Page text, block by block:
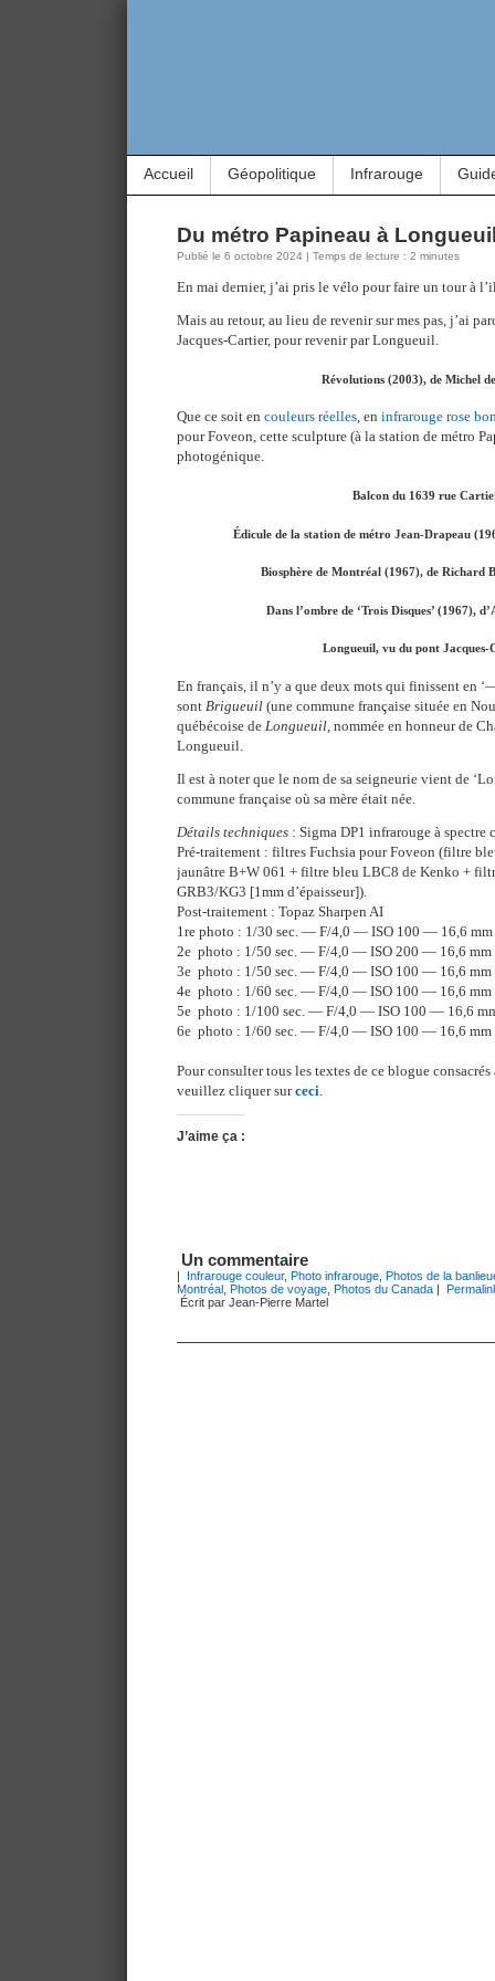
Accueil Géopolitique Infrarouge
Du métro Papineau à
Publié le 6 octobre 2024 | Temps de lecture : 2 minutes
En mai dernier, j’ai pris le vélo pour faire un tour à
Mais au retour, au lieu de revenir sur mes pas, j’ai
Jacques-Cartier, pour revenir par Longueuil.
Révolutions (2003), de Michel
Que ce soit en couleurs réelles, en infrarouge rose
pour Foveon, cette sculpture (à la station de métro
photogénique.
Balcon du 1639 rue
Édicule de la station de métro Jean-Drapeau
Biosphère de Montréal (1967), de Richard
Dans l’ombre de ‘Trois Disques’ (1967),
Longueuil, vu du pont Jacques-
En français, il n’y a que deux mots qui finissent en
sont Brigueuil (une commune française située en
québécoise de Longueuil, nommée en honneur de
Longueuil.
Il est à noter que le nom de sa seigneurie vient de
commune française où sa mère était née.
Détails techniques : Sigma DP1 infrarouge à spectre
Pré-traitement : filtres Fuchsia pour Foveon (filtre
jaunâtre B+W 061 + filtre bleu LBC8 de Kenko +
GRB3/KG3 [1mm d’épaisseur]).
Post-traitement : Topaz Sharpen AI
1re photo : 1/30 sec. — F/4,0 — ISO 100 — 16,6 mm
2e photo : 1/50 sec. — F/4,0 — ISO 200 — 16,6 mm
3e photo : 1/50 sec. — F/4,0 — ISO 100 — 16,6 mm
4e photo : 1/60 sec. — F/4,0 — ISO 100 — 16,6 mm
5e photo : 1/100 sec. — F/4,0 — ISO 100 — 16,6
6e photo : 1/60 sec. — F/4,0 — ISO 100 — 16,6 mm
Pour consulter tous les textes de ce blogue
veuillez cliquer surceci.
J’aime ça :
Un commentaire
| Infrarouge couleur, Photo infrarouge Photos de la
Montréal Photos de voyage Photos du Canada |
Écrit par Jean-Pierre Martel